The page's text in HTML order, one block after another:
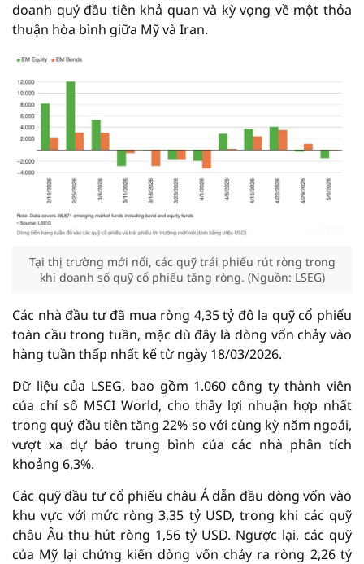
doanh quý đầu tiên khả quan và kỳ vọng về một thỏa
thuận hòa bình giữa Mỹ và Iran.
Tại thị trường mới nổi, các quỹ trái phiếu rút ròng trong
khi doanh số quỹ cổ phiếu tăng ròng. (Nguồn: LSEG)
Các nhà đầu tư đã mua ròng 4,35 tỷ đô la quỹ cổ phiếu
toàn cầu trong tuần, mặc dù đây là dòng vốn chảy vào
hàng tuần thấp nhất kể từ ngày 18/03/2026.
Dữ liệu của LSEG, bao gồm 1.060 công ty thành viên
của chỉ số MSCI World, cho thấy lợi nhuận hợp nhất
trong quý đầu tiên tăng 22% so với cùng kỳ năm ngoái,
vượt xa dự báo trung bình của các nhà phân tích
khoảng 6,3%.
Các quỹ đầu tư cổ phiếu châu Á dẫn đầu dòng vốn vào
khu vực với mức ròng 3,35 tỷ USD, trong khi các quỹ
châu Âu thu hút ròng 1,56 tỷ USD. Ngược lại, các quỹ
của Mỹ lại chứng kiến ​​dòng vốn chảy ra ròng 2,26 tỷ